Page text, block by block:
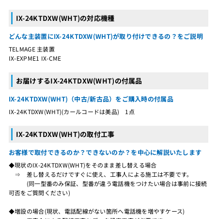
IX-24KTDXW(WHT)の対応機種
どんな主装置にIX-24KTDXW(WHT)が取り付けできるの？をご説明
TELMAGE 主装置
IX-EXPME1 IX-CME
お届けするIX-24KTDXW(WHT)の付属品
IX-24KTDXW(WHT)（中古/新古品）をご購入時の付属品
IX-24KTDXW(WHT)(カールコードは美品) 1点
IX-24KTDXW(WHT)の取付工事
お客様で取付できるのか？できないのか？を中心に解説いたします
◆現状のIX-24KTDXW(WHT)をそのまま差し替える場合
⇒ 差し替えるだけですぐに使え、工事人による施工は不要です。
(同一型番のみ保証、型番が違う電話機をつけたい場合は事前に接続
可否をご質問ください)
◆増設の場合(現状、電話配線がない箇所へ電話機を増やすケース)